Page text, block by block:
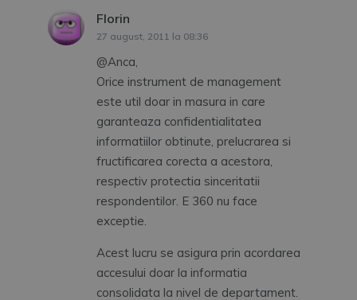
Florin
27 august, 2011 la 08:36
@Anca,
Orice instrument de management
este util doar in masura in care
garanteaza confidentialitatea
informatiilor obtinute, prelucrarea si
fructificarea corecta a acestora,
respectiv protectia sinceritatii
respondentilor. E 360 nu face
exceptie.
Acest lucru se asigura prin acordarea
accesului doar la informatia
consolidata la nivel de departament.